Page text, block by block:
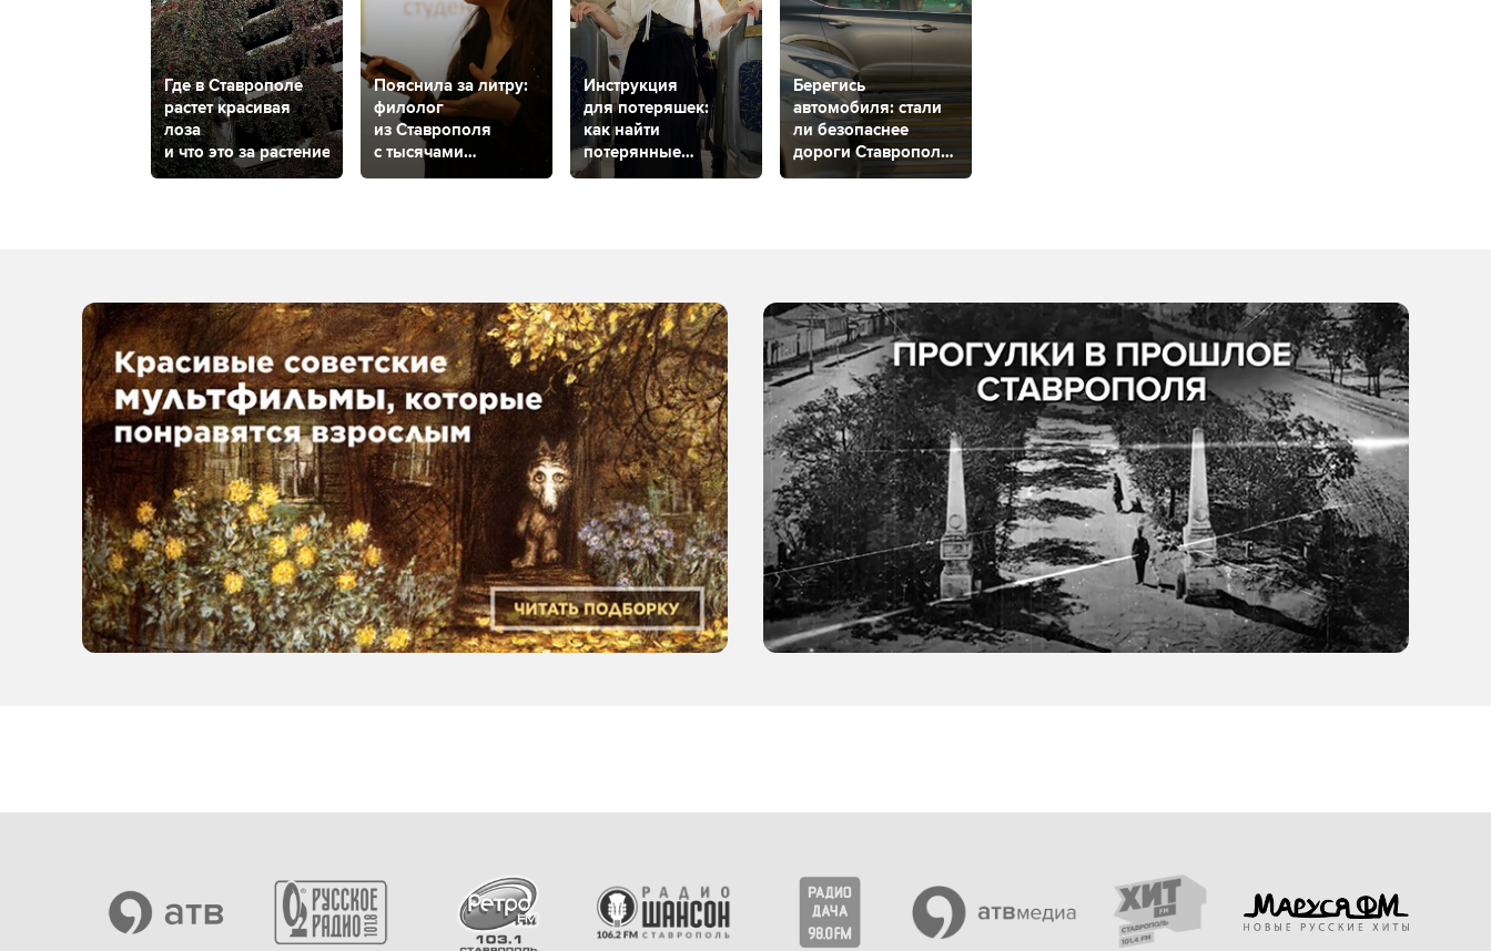
Где в Ставрополе
растет красивая
лоза
и что это за растение?
Пояснила за литру:
филолог
из Ставрополя
с тысячами
подписчиков
Инструкция
для потеряшек:
как найти
потерянные
или забытые вещи
Берегись
автомобиля: стали
ли безопаснее
дороги Ставрополя
за 2023 год?